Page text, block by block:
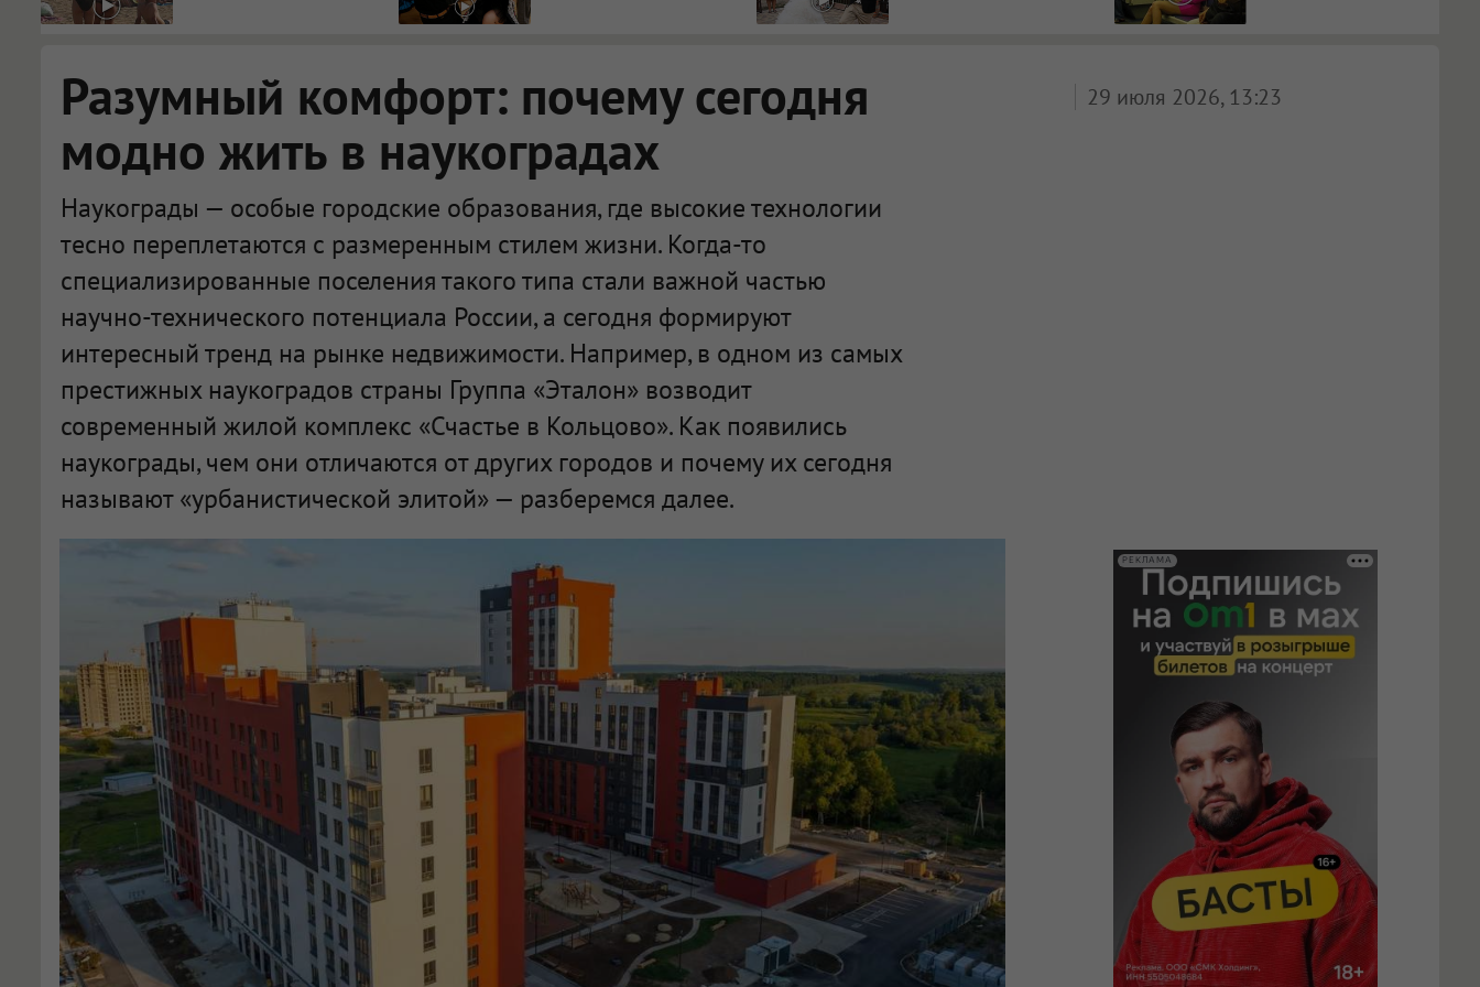
Разумный комфорт: почему сегодня
модно жить в наукоградах
Наукограды — особые городские образования, где высокие технологии
тесно переплетаются с размеренным стилем жизни. Когда-то
специализированные поселения такого типа стали важной частью
научно-технического потенциала России, а сегодня формируют
интересный тренд на рынке недвижимости. Например, в одном из самых
престижных наукоградов страны Группа «Эталон» возводит
современный жилой комплекс «Счастье в Кольцово». Как появились
наукограды, чем они отличаются от других городов и почему их сегодня
называют «урбанистической элитой» — разберемся далее.
29 июля 2026, 13:23
РЕКЛАМА